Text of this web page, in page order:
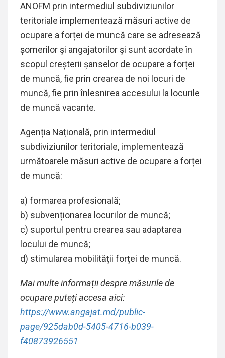
ANOFM prin intermediul subdiviziunilor
teritoriale implementează măsuri active de
ocupare a forței de muncă care se adresează
șomerilor și angajatorilor și sunt acordate în
scopul creșterii şanselor de ocupare a forței
de muncă, fie prin crearea de noi locuri de
muncă, fie prin înlesnirea accesului la locurile
de muncă vacante.
Agenția Națională, prin intermediul
subdiviziunilor teritoriale, implementează
următoarele măsuri active de ocupare a forței
de muncă:
a) formarea profesională;
b) subvenționarea locurilor de muncă;
c) suportul pentru crearea sau adaptarea
locului de muncă;
d) stimularea mobilității forței de muncă.
Mai multe informații despre măsurile de
ocupare puteți accesa aici:
https://www.angajat.md/public-
page/925dab0d-5405-4716-b039-
f40873926551